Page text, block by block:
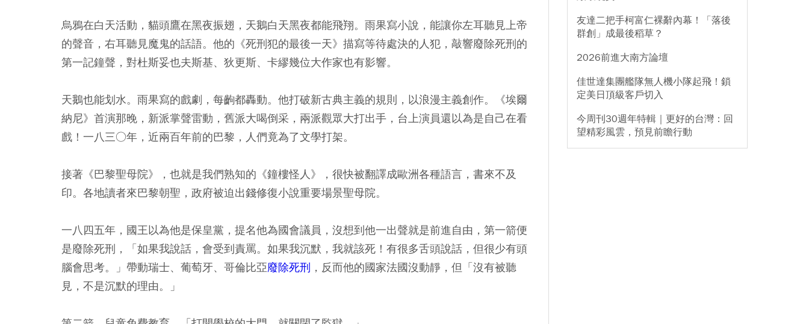
烏鴉在白天活動，貓頭鷹在黑夜振翅，天鵝白天黑夜都能飛翔。雨果寫小說，能讓你左耳聽見上帝
的聲音，右耳聽見魔鬼的話語。他的《死刑犯的最後一天》描寫等待處決的人犯，敲響廢除死刑的
第一記鐘聲，對杜斯妥也夫斯基、狄更斯、卡繆幾位大作家也有影響。
天鵝也能划水。雨果寫的戲劇，每齣都轟動。他打破新古典主義的規則，以浪漫主義創作。《埃爾
納尼》首演那晚，新派掌聲雷動，舊派大喝倒采，兩派觀眾大打出手，台上演員還以為是自己在看
戲！一八三○年，近兩百年前的巴黎，人們竟為了文學打架。
接著《巴黎聖母院》，也就是我們熟知的《鐘樓怪人》，很快被翻譯成歐洲各種語言，書來不及
印。各地讀者來巴黎朝聖，政府被迫出錢修復小說重要場景聖母院。
一八四五年，國王以為他是保皇黨，提名他為國會議員，沒想到他一出聲就是前進自由，第一箭便
是廢除死刑，「如果我說話，會受到責罵。如果我沉默，我就該死！有很多舌頭說話，但很少有頭
腦會思考。」帶動瑞士、葡萄牙、哥倫比亞廢除死刑 ，反而他的國家法國沒動靜，但「沒有被聽
見，不是沉默的理由。」
友達二把手柯富仁裸辭內幕！「落後
群創」成最後稻草？
2026前進大南方論壇
佳世達集團艦隊無人機小隊起飛！鎖
定美日頂級客戶切入
今周刊30週年特輯｜更好的台灣：回
望精彩風雲，預見前瞻行動